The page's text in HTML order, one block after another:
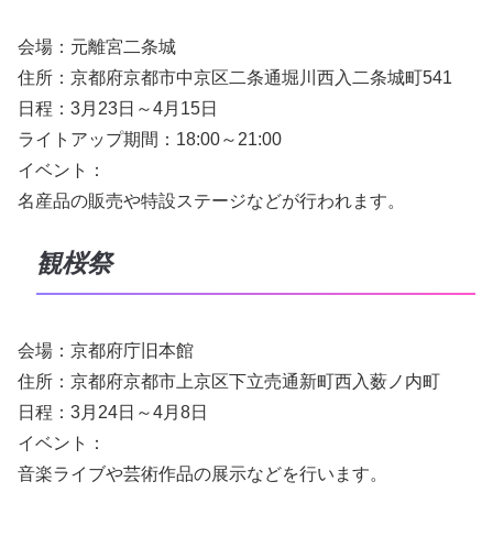
会場：元離宮二条城
住所：京都府京都市中京区二条通堀川西入二条城町541
日程：3月23日～4月15日
ライトアップ期間：18:00～21:00
イベント：
名産品の販売や特設ステージなどが行われます。
観桜祭
会場：京都府庁旧本館
住所：京都府京都市上京区下立売通新町西入薮ノ内町
日程：3月24日～4月8日
イベント：
音楽ライブや芸術作品の展示などを行います。